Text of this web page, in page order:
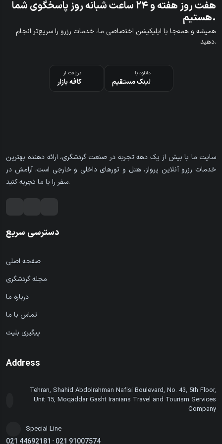
هفت روز هفته و ۲۴ ساعت شبانه روز پاسخگوی شما
هستیم.
همیشه و همه‌جا با اپلیکیشن اختصاصی ما، خدمات رزرو را سریع‌تر انجام
دهید.
دریافت از
کافه بازار
دانلود با
لینک مستقیم
سایت ما با بیش از یک دهه تجربه در صنعت گردشگری، ارائه دهنده بهترین
خدمات رزرو آنلاین پرواز، هتل و تورهای داخلی و خارجی است. آرامش در
سفر را با ما تجربه کنید.
دسترسی سریع
صفحه اصلی
مجله گردشگری
درباره ما
تماس با ما
پیگیری بلیت
Address
Tehran, Shahid Abdolrahman Nafisi Boulevard, No. 43, 5th Floor,
Unit 15, Moqaddar Gasht Iranians Travel and Tourism Services
Company
Special Line
021 44692181 - 021 91007574